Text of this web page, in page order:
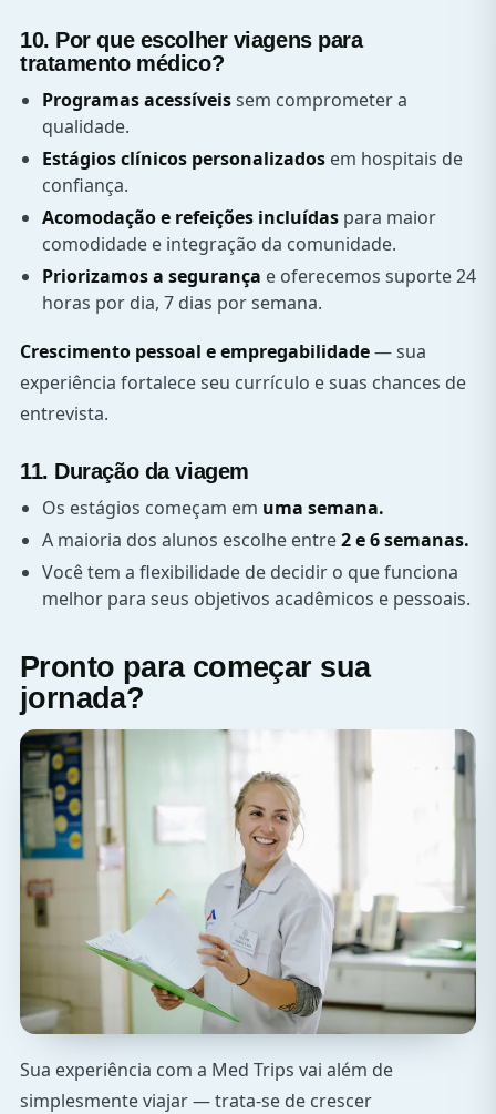
10. Por que escolher viagens para
tratamento médico?
Programas acessíveissem comprometer a
qualidade.
Estágios clínicos personalizados em hospitais de
confiança.
Acomodação e refeições incluídas para maior
comodidade e integração da comunidade.
Priorizamos a segurança e oferecemos suporte 24
horas por dia, 7 dias por semana.
Crescimento pessoal e empregabilidade— sua
experiência fortalece seu currículo e suas chances de
entrevista.
11. Duração da viagem
Os estágios começam em uma semana.
A maioria dos alunos escolhe entre2 e 6 semanas.
Você tem a flexibilidade de decidir o que funciona
melhor para seus objetivos acadêmicos e pessoais.
Pronto para começar sua
jornada?
Sua experiência com a Med Trips vai além de
simplesmente viajar — trata-se de crescer